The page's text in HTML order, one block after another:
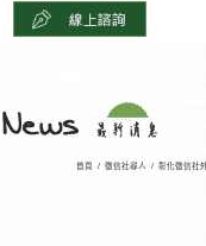
首頁 / 徵信社尋人 / 彰化徵信社